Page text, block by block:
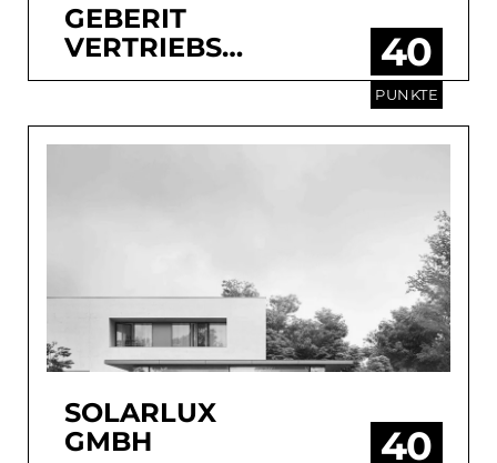
GEBERIT
VERTRIEBS
GMBH
40
PUNKTE
SOLARLUX
GMBH
40